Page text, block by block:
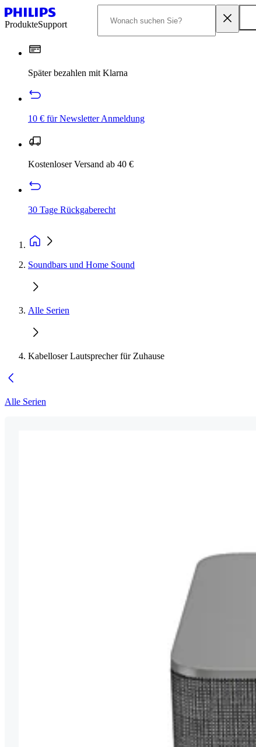
ProdukteSupport
Später bezahlen mit Klarna
10 € für Newsletter Anmeldung
Kostenloser Versand ab 40 €
30 Tage Rückgaberecht
Soundbars und Home Sound
Alle Serien
Kabelloser Lautsprecher für Zuhause
Alle Serien